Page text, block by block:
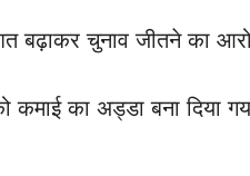
बढ़ाकर चुनाव जीतने का
का अड्डा बना दिया